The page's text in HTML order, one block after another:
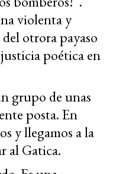
violenta y
otrora payaso
poética en
grupo de unas
posta. En
y llegamos a la
al Gatica.